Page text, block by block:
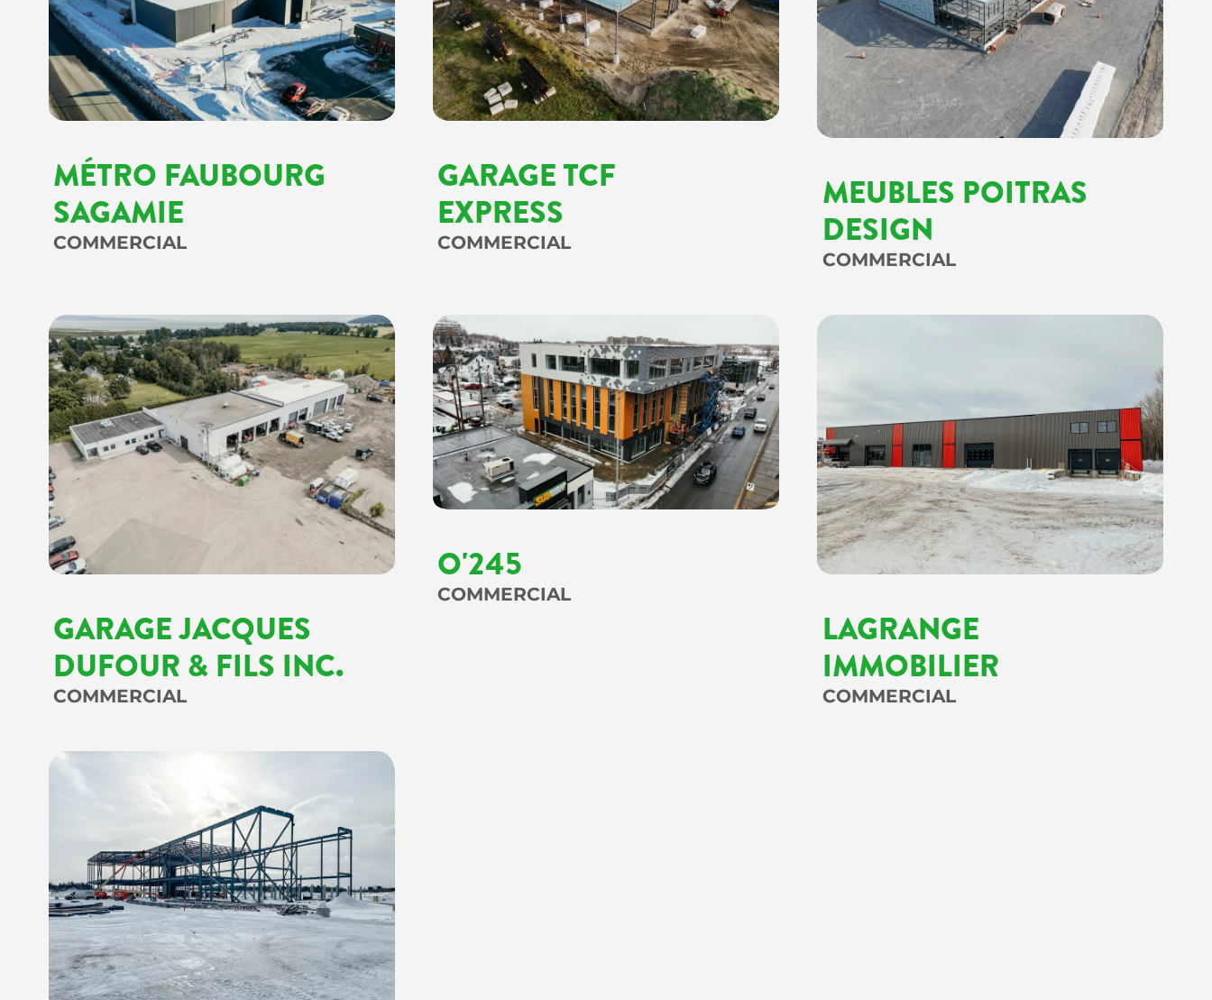
MÉTRO FAUBOURG
SAGAMIE
COMMERCIAL
GARAGE TCF
EXPRESS
COMMERCIAL
MEUBLES POITRAS
DESIGN
COMMERCIAL
GARAGE JACQUES
DUFOUR & FILS INC.
COMMERCIAL
O'245
COMMERCIAL
LAGRANGE
IMMOBILIER
COMMERCIAL